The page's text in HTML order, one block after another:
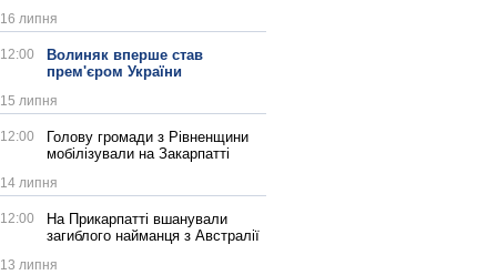
16 липня
12:00
Волиняк вперше став
прем'єром України
15 липня
12:00
Голову громади з Рівненщини
мобілізували на Закарпатті
14 липня
12:00
На Прикарпатті вшанували
загиблого найманця з Австралії
13 липня